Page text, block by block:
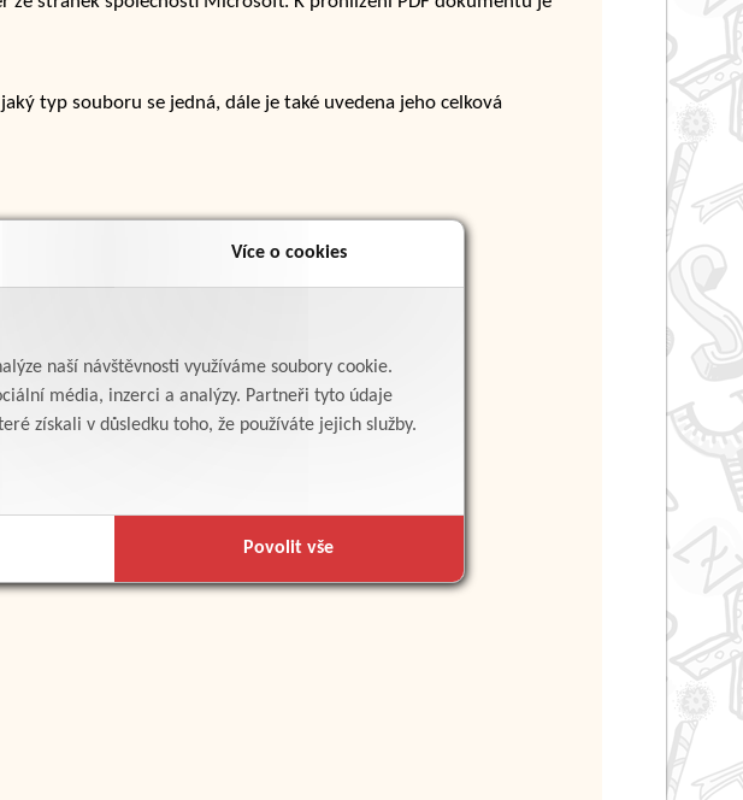
Více o cookies
naší návštěvnosti využíváme soubory cookie.
média, inzerci a analýzy. Partneři tyto údaje
získali v důsledku toho, že používáte jejich služby.
Povolit vše
typ souboru se jedná, dále je také uvedena jeho celková
směrujte na níže uvedené kontakty.